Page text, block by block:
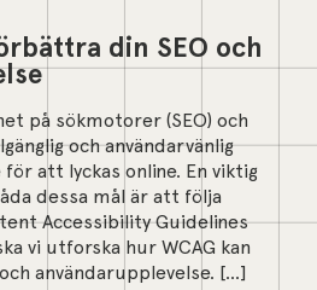
din SEO och
på sökmotorer (SEO) och
och användarvänlig
att lyckas online. En viktig
dessa mål är att följa
Accessibility Guidelines
vi utforska hur WCAG kan
användarupplevelse. […]